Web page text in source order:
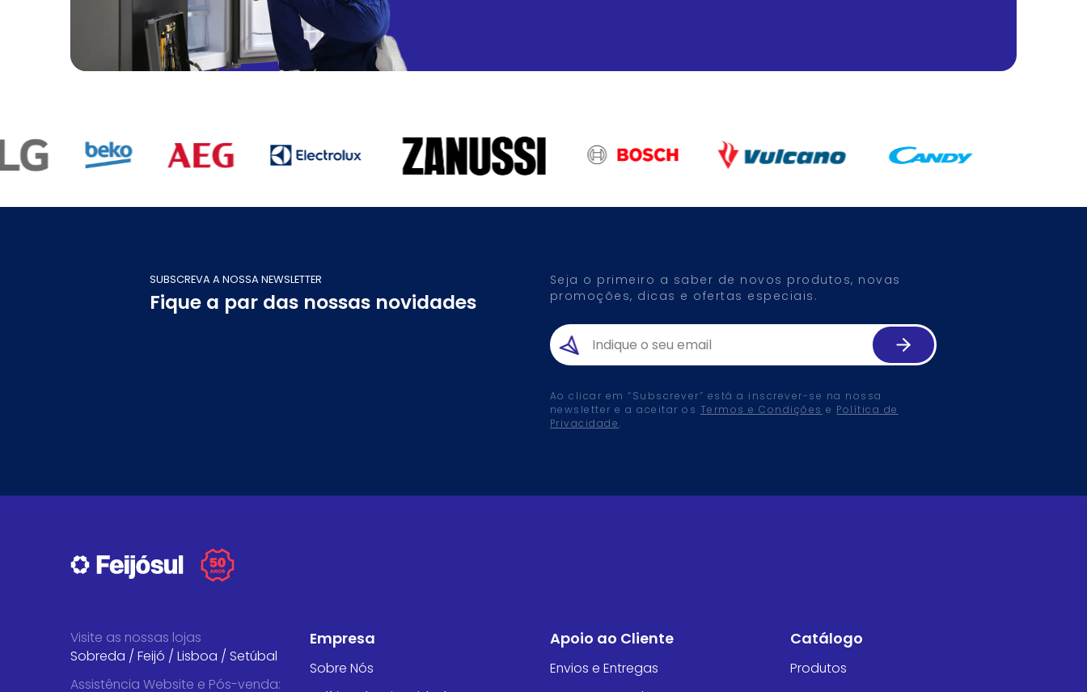
SUBSCREVA A NOSSA NEWSLETTER
Fique a par das nossas novidades
Seja o primeiro a saber de novos produtos, novas
promoções, dicas e ofertas especiais.
Ao clicar em “Subscrever” está a inscrever-se na nossa
newsletter e a aceitar os Termos e Condições e Política de
Privacidade.
Visite as nossas lojas
Sobreda / Feijó / Lisboa / Setúbal
Assistência Website e Pós-venda:
Empresa
Sobre Nós
Apoio ao Cliente
Envios e Entregas
Catálogo
Produtos